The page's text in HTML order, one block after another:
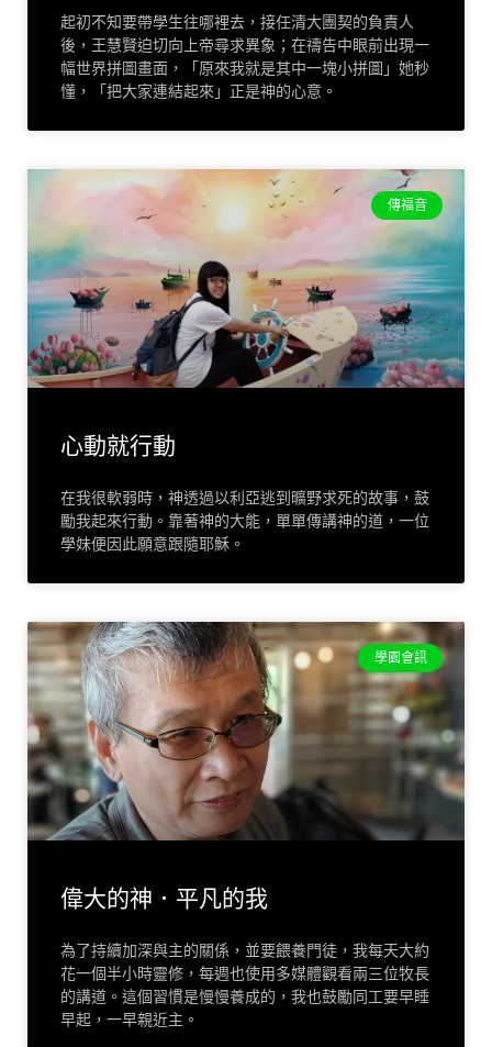
起初不知要帶學生往哪裡去，接任清大團契的負責人
後，王慧賢迫切向上帝尋求異象；在禱告中眼前出現一
幅世界拼圖畫面，「原來我就是其中一塊小拼圖」她秒
懂，「把大家連結起來」正是神的心意。
傳福音
心動就行動
在我很軟弱時，神透過以利亞逃到曠野求死的故事，鼓
勵我起來行動。靠著神的大能，單單傳講神的道，一位
學妹便因此願意跟隨耶穌。
學園會訊
偉大的神．平凡的我
為了持續加深與主的關係，並要餵養門徒，我每天大約
花一個半小時靈修，每週也使用多媒體觀看兩三位牧長
的講道。這個習慣是慢慢養成的，我也鼓勵同工要早睡
早起，一早親近主。